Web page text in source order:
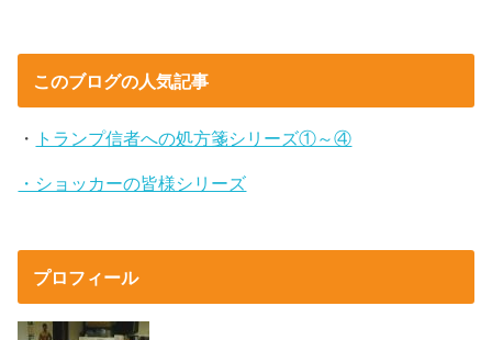
このブログの人気記事
・ トランプ信者への処方箋シリーズ①～④
・ショッカーの皆様シリーズ
プロフィール